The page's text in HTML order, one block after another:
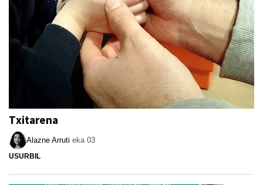
Txitarena
Alazne Arruti eka 03
USURBIL